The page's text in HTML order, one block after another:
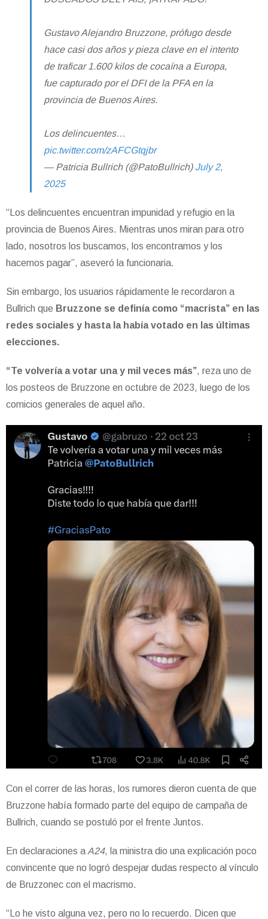
Gustavo Alejandro Bruzzone, prófugo desde
hace casi dos años y pieza clave en el intento
de traficar 1.600 kilos de cocaína a Europa,
fue capturado por el DFI de la PFA en la
provincia de Buenos Aires.
Los delincuentes…
pic.twitter.com/zAFCGtqjbr
— Patricia Bullrich (@PatoBullrich) July 2,
2025
“Los delincuentes encuentran impunidad y refugio en la
provincia de Buenos Aires. Mientras unos miran para otro
lado, nosotros los buscamos, los encontramos y los
hacemos pagar”, aseveró la funcionaria.
Sin embargo, los usuarios rápidamente le recordaron a
Bullrich que Bruzzone se definía como “macrista” en las
redes sociales y hasta la había votado en las últimas
elecciones.
“Te volvería a votar una y mil veces más”, reza uno de
los posteos de Bruzzone en octubre de 2023, luego de los
comicios generales de aquel año.
Con el correr de las horas, los rumores dieron cuenta de que
Bruzzone había formado parte del equipo de campaña de
Bullrich, cuando se postuló por el frente Juntos.
En declaraciones a A24, la ministra dio una explicación poco
convincente que no logró despejar dudas respecto al vínculo
de Bruzzonec con el macrismo.
“Lo he visto alguna vez, pero no lo recuerdo. Dicen que